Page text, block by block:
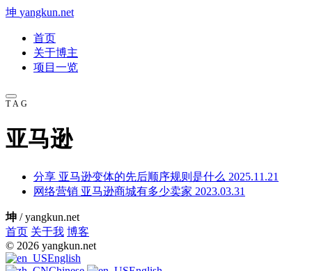
坤 yangkun.net
首页
关于博主
项目一览
TAG
亚马逊
分享 亚马逊变体的先后顺序规则是什么 2025.11.21
网络营销 亚马逊商城有多少卖家 2023.03.31
坤 / yangkun.net
首页 关于我 博客
© 2026 yangkun.net
English